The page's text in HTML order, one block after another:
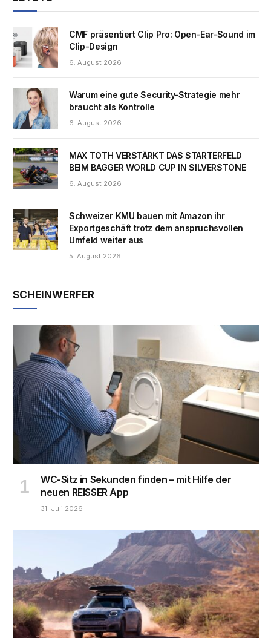
CMF präsentiert Clip Pro: Open-Ear-Sound im
Clip-Design
6. August 2026
Warum eine gute Security-Strategie mehr
braucht als Kontrolle
6. August 2026
MAX TOTH VERSTÄRKT DAS STARTERFELD
BEIM BAGGER WORLD CUP IN SILVERSTONE
6. August 2026
Schweizer KMU bauen mit Amazon ihr
Exportgeschäft trotz dem anspruchsvollen
Umfeld weiter aus
5. August 2026
SCHEINWERFER
WC-Sitz in Sekunden finden – mit Hilfe der
neuen REISSER App
31. Juli 2026